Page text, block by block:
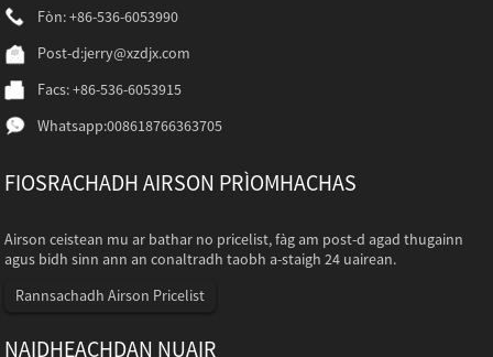
Fòn: +86-536-6053990
Post-d:jerry@xzdjx.com
Facs: +86-536-6053915
Whatsapp:008618766363705
FIOSRACHADH AIRSON PRÌOMHACHAS
Airson ceistean mu ar bathar no pricelist, fàg am post-d agad thugainn
agus bidh sinn ann an conaltradh taobh a-staigh 24 uairean.
Rannsachadh Airson Pricelist
NAIDHEACHDAN NUAIR